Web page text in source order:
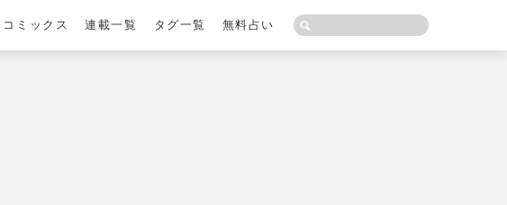
コミックス 連載一覧 タグ一覧 無料占い